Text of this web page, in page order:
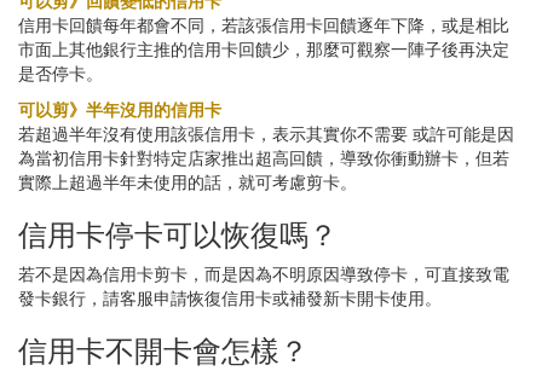
信用卡回饋每年都會不同，若該張信用卡回饋逐年下降，或是相比
市面上其他銀行主推的信用卡回饋少，那麼可觀察一陣子後再決定
是否停卡。
可以剪》半年沒用的信用卡
若超過半年沒有使用該張信用卡，表示其實你不需要 或許可能是因
為當初信用卡針對特定店家推出超高回饋，導致你衝動辦卡，但若
實際上超過半年未使用的話，就可考慮剪卡。
信用卡停卡可以恢復嗎？
若不是因為信用卡剪卡，而是因為不明原因導致停卡，可直接致電
發卡銀行，請客服申請恢復信用卡或補發新卡開卡使用。
信用卡不開卡會怎樣？